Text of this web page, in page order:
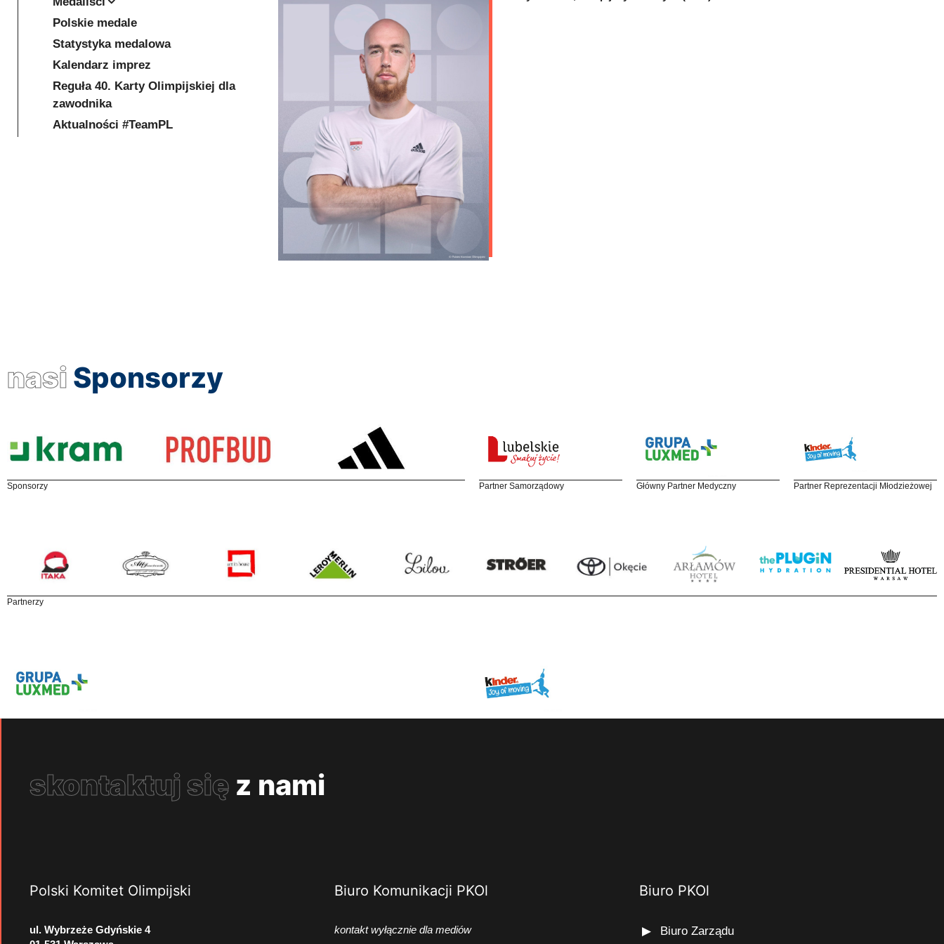
Polskie medale
Statystyka medalowa
Kalendarz imprez
Reguła 40. Karty Olimpijskiej dla
zawodnika
Aktualności #TeamPL
nasi Sponsorzy
Sponsorzy Partner Samorządowy Główny Partner Medyczny Partner Reprezentacji Młodzieżowej
Partnerzy
skontaktuj się z nami
Polski Komitet Olimpijski
ul. Wybrzeże Gdyńskie 4
Biuro Komunikacji PKOl
kontakt wyłącznie dla mediów
Biuro PKOl
Biuro Zarządu